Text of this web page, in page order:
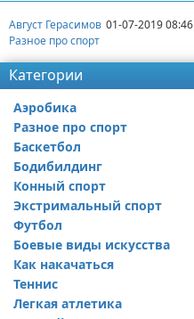
Август Герасимов 01-07-2019 08:46
Разное про спорт
Категории
Аэробика
Разное про спорт
Баскетбол
Бодибилдинг
Конный спорт
Экстримальный спорт
Футбол
Боевые виды искусства
Как накачаться
Теннис
Легкая атлетика